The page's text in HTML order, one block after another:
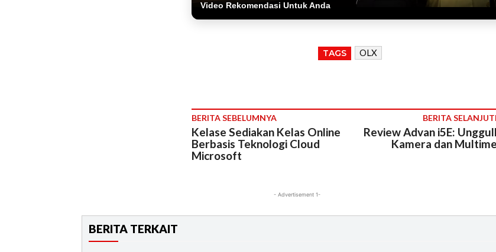
Video Rekomendasi Untuk Anda
TAGS OLX
BERITA SEBELUMNYA
Kelase Sediakan Kelas Online
Berbasis Teknologi Cloud
Microsoft
BERITA
Review Advan i5E:
Kamera dan
- Advertisement 1-
BERITA TERKAIT